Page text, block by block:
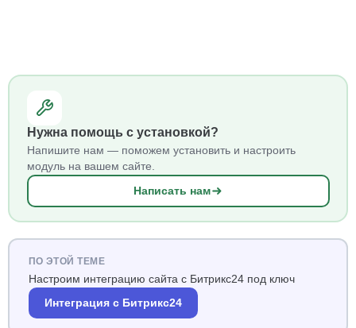
Нужна помощь с установкой?
Напишите нам — поможем установить и настроить
модуль на вашем сайте.
Написать нам
ПО ЭТОЙ ТЕМЕ
Настроим интеграцию сайта с Битрикс24 под ключ
Интеграция с Битрикс24